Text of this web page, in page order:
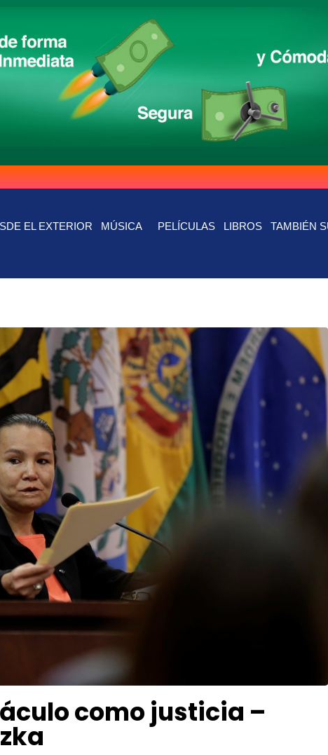
EL EXTERIOR MÚSICA PELÍCULAS LIBROS TAMBIÉN
como justicia –